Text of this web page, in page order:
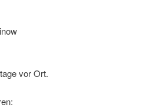
vor Ort.